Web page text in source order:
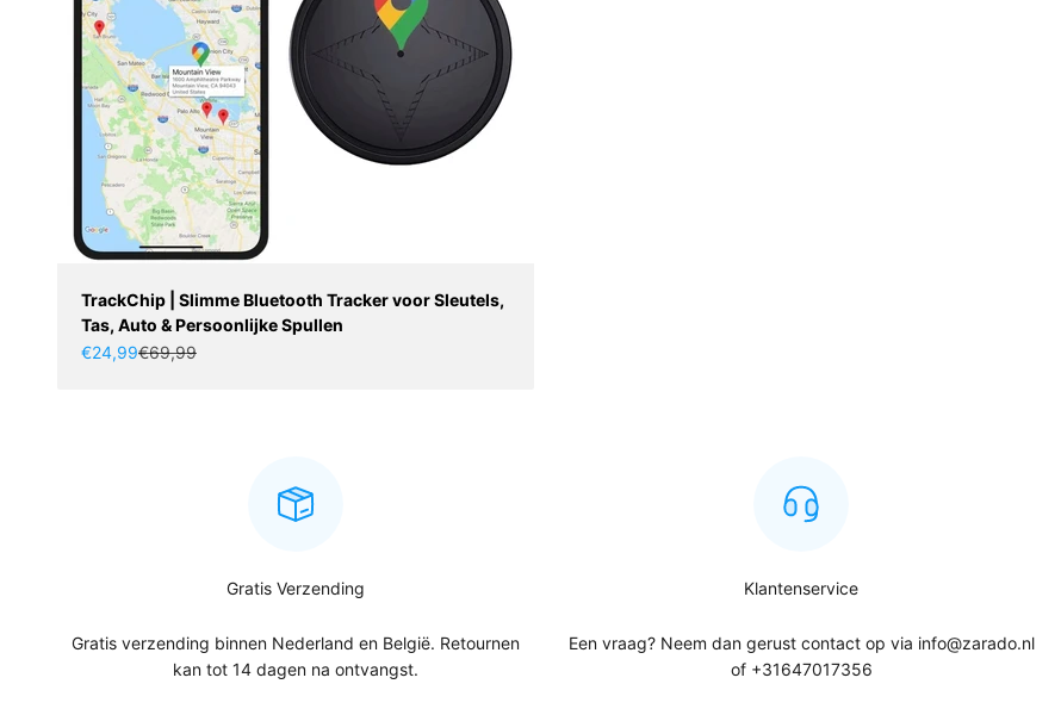
TrackChip | Slimme Bluetooth Tracker voor Sleutels,
Tas, Auto & Persoonlijke Spullen
Aanbiedingsprijs
€24,99Normale prijs
€69,99
Gratis Verzending
Gratis verzending binnen Nederland en België. Retournen
kan tot 14 dagen na ontvangst.
Klantenservice
Een vraag? Neem dan gerust contact op via info@zarado.nl
of +31647017356